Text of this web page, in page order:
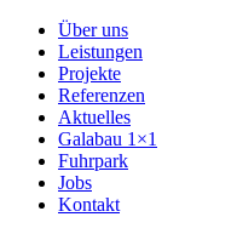
Über uns
Leistungen
Projekte
Referenzen
Aktuelles
Galabau 1×1
Fuhrpark
Jobs
Kontakt